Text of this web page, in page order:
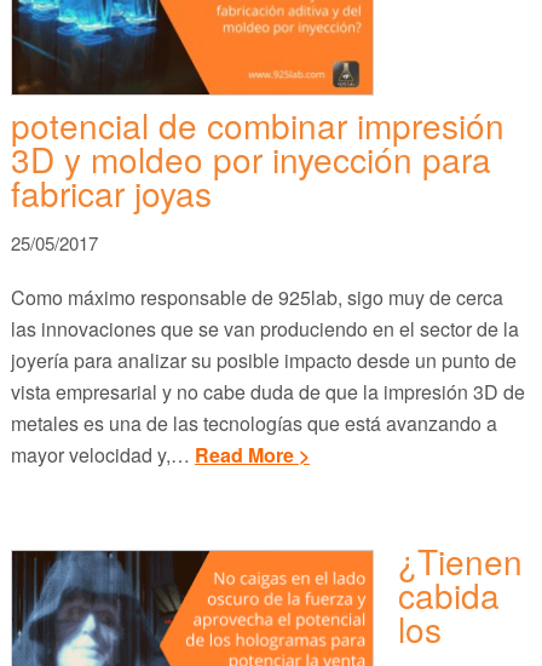
potencial de combinar impresión
3D y moldeo por inyección para
fabricar joyas
25/05/2017
Como máximo responsable de 925lab, sigo muy de cerca
las innovaciones que se van produciendo en el sector de la
joyería para analizar su posible impacto desde un punto de
vista empresarial y no cabe duda de que la impresión 3D de
metales es una de las tecnologías que está avanzando a
mayor velocidad y,… Read More >
¿Tienen
cabida
los